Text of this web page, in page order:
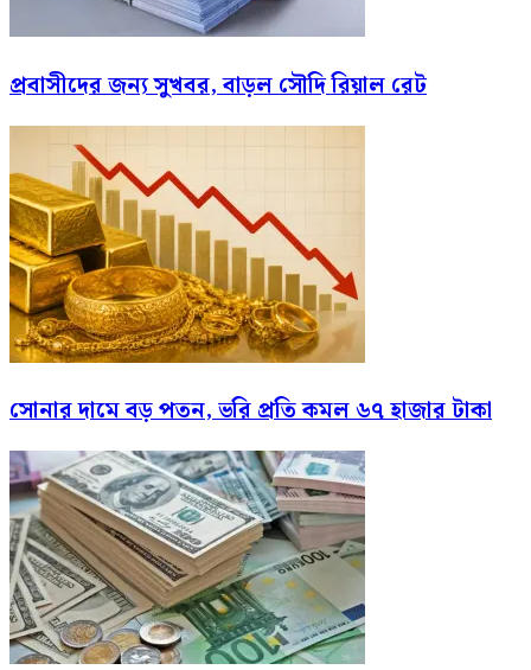
প্রবাসীদের জন্য সুখবর, বাড়ল সৌদি রিয়াল রেট
সোনার দামে বড় পতন, ভরি প্রতি কমল ৬৭ হাজার টাকা